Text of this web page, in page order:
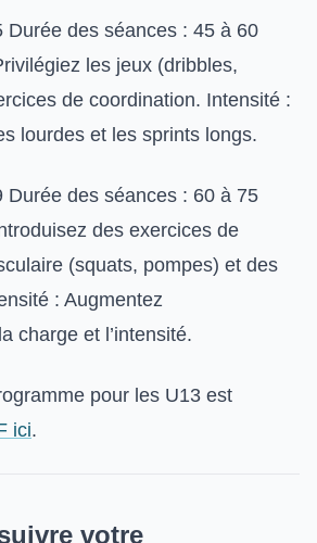
Durée des séances : 45 à 60
les jeux (dribbles,
de coordination. Intensité :
lourdes et les sprints longs.
Durée des séances : 60 à 75
des exercices de
(squats, pompes) et des
: Augmentez
charge et l’intensité.
pour les U13 est
ici.
votre